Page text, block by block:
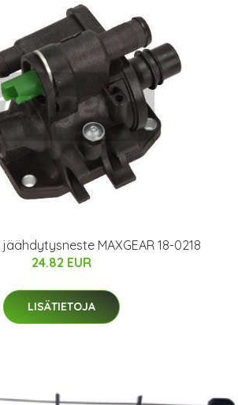
MAXGEAR 18-0218
24.82 EUR
LISÄTIETOJA